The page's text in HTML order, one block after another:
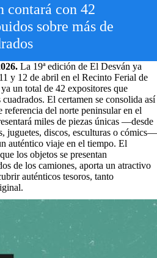
contará con 42
sobre más de
La 19ª edición de El Desván ya
y 12 de abril en el Recinto Ferial de
un total de 42 expositores que
El certamen se consolida así
referencia del norte peninsular en el
miles de piezas únicas —desde
juguetes, discos, esculturas o cómics—
auténtico viaje en el tiempo. El
los objetos se presentan
de los camiones, aporta un atractivo
auténticos tesoros, tanto